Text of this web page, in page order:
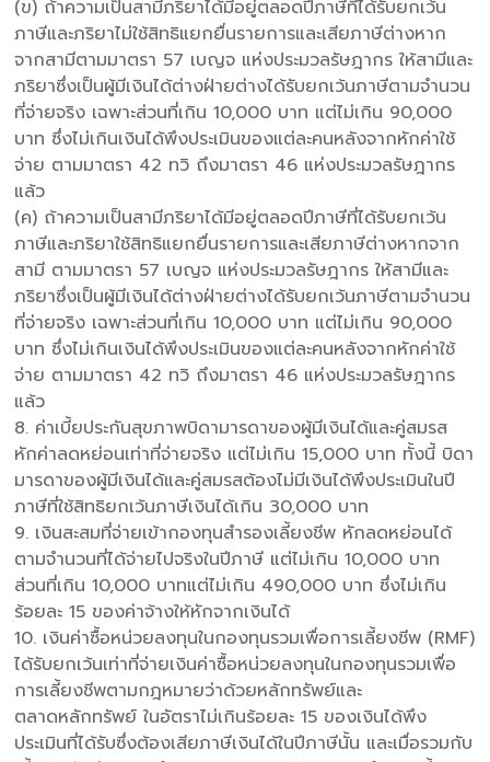
(ข) ถ้าความเป็นสามีภริยาได้มีอยู่ตลอดปีภาษีที่ได้รับยกเว้น
ภาษีและภริยาไม่ใช้สิทธิแยกยื่นรายการและเสียภาษีต่างหาก
จากสามีตามมาตรา 57 เบญจ แห่งประมวลรัษฎากร ให้สามีและ
ภริยาซึ่งเป็นผู้มีเงินได้ต่างฝ่ายต่างได้รับยกเว้นภาษีตามจำนวน
ที่จ่ายจริง เฉพาะส่วนที่เกิน 10,000 บาท แต่ไม่เกิน 90,000
บาท ซึ่งไม่เกินเงินได้พึงประเมินของแต่ละคนหลังจากหักค่าใช้
จ่าย ตามมาตรา 42 ทวิ ถึงมาตรา 46 แห่งประมวลรัษฎากร
แล้ว
(ค) ถ้าความเป็นสามีภริยาได้มีอยู่ตลอดปีภาษีที่ได้รับยกเว้น
ภาษีและภริยาใช้สิทธิแยกยื่นรายการและเสียภาษีต่างหากจาก
สามี ตามมาตรา 57 เบญจ แห่งประมวลรัษฎากร ให้สามีและ
ภริยาซึ่งเป็นผู้มีเงินได้ต่างฝ่ายต่างได้รับยกเว้นภาษีตามจำนวน
ที่จ่ายจริง เฉพาะส่วนที่เกิน 10,000 บาท แต่ไม่เกิน 90,000
บาท ซึ่งไม่เกินเงินได้พึงประเมินของแต่ละคนหลังจากหักค่าใช้
จ่าย ตามมาตรา 42 ทวิ ถึงมาตรา 46 แห่งประมวลรัษฎากร
แล้ว
8. ค่าเบี้ยประกันสุขภาพบิดามารดาของผู้มีเงินได้และคู่สมรส
หักค่าลดหย่อนเท่าที่จ่ายจริง แต่ไม่เกิน 15,000 บาท ทั้งนี้ บิดา
มารดาของผู้มีเงินได้และคู่สมรสต้องไม่มีเงินได้พึงประเมินในปี
ภาษีที่ใช้สิทธิยกเว้นภาษีเงินได้เกิน 30,000 บาท
9. เงินสะสมที่จ่ายเข้ากองทุนสำรองเลี้ยงชีพ หักลดหย่อนได้
ตามจำนวนที่ได้จ่ายไปจริงในปีภาษี แต่ไม่เกิน 10,000 บาท
ส่วนที่เกิน 10,000 บาทแต่ไม่เกิน 490,000 บาท ซึ่งไม่เกิน
ร้อยละ 15 ของค่าจ้างให้หักจากเงินได้
10. เงินค่าซื้อหน่วยลงทุนในกองทุนรวมเพื่อการเลี้ยงชีพ (RMF)
ได้รับยกเว้นเท่าที่จ่ายเงินค่าซื้อหน่วยลงทุนในกองทุนรวมเพื่อ
การเลี้ยงชีพตามกฎหมายว่าด้วยหลักทรัพย์และ
ตลาดหลักทรัพย์ ในอัตราไม่เกินร้อยละ 15 ของเงินได้พึง
ประเมินที่ได้รับซึ่งต้องเสียภาษีเงินได้ในปีภาษีนั้น และเมื่อรวมกับ